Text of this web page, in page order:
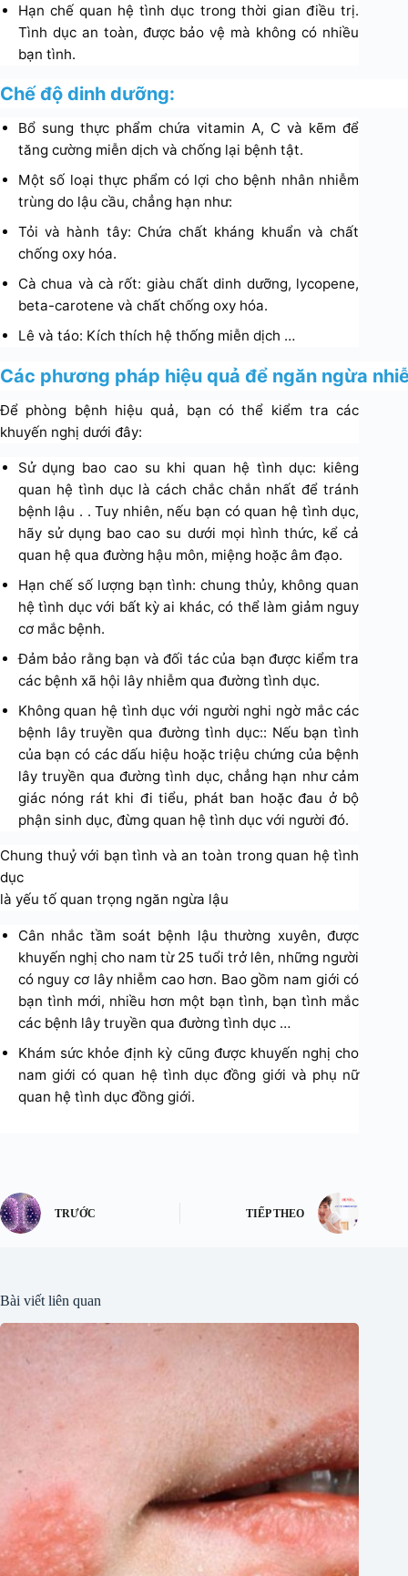
Hạn chế quan hệ tình dục trong thời gian điều trị.
Tình dục an toàn, được bảo vệ mà không có nhiều
bạn tình.
Chế độ dinh dưỡng:
Bổ sung thực phẩm chứa vitamin A, C và kẽm để
tăng cường miễn dịch và chống lại bệnh tật.
Một số loại thực phẩm có lợi cho bệnh nhân nhiễm
trùng do lậu cầu, chẳng hạn như:
Tỏi và hành tây: Chứa chất kháng khuẩn và chất
chống oxy hóa.
Cà chua và cà rốt: giàu chất dinh dưỡng, lycopene,
beta-carotene và chất chống oxy hóa.
Lê và táo: Kích thích hệ thống miễn dịch …
Các phương pháp hiệu quả để ngăn ngừa
Để phòng bệnh hiệu quả, bạn có thể kiểm tra các
khuyến nghị dưới đây:
Sử dụng bao cao su khi quan hệ tình dục: kiêng
quan hệ tình dục là cách chắc chắn nhất để tránh
bệnh lậu . . Tuy nhiên, nếu bạn có quan hệ tình dục,
hãy sử dụng bao cao su dưới mọi hình thức, kể cả
quan hệ qua đường hậu môn, miệng hoặc âm đạo.
Hạn chế số lượng bạn tình: chung thủy, không quan
hệ tình dục với bất kỳ ai khác, có thể làm giảm nguy
cơ mắc bệnh.
Đảm bảo rằng bạn và đối tác của bạn được kiểm tra
các bệnh xã hội lây nhiễm qua đường tình dục.
Không quan hệ tình dục với người nghi ngờ mắc các
bệnh lây truyền qua đường tình dục:: Nếu bạn tình
của bạn có các dấu hiệu hoặc triệu chứng của bệnh
lây truyền qua đường tình dục, chẳng hạn như cảm
giác nóng rát khi đi tiểu, phát ban hoặc đau ở bộ
phận sinh dục, đừng quan hệ tình dục với người đó.
Chung thuỷ với bạn tình và an toàn trong quan hệ tình
dục
là yếu tố quan trọng ngăn ngừa lậu
Cân nhắc tầm soát bệnh lậu thường xuyên, được
khuyến nghị cho nam từ 25 tuổi trở lên, những người
có nguy cơ lây nhiễm cao hơn. Bao gồm nam giới có
bạn tình mới, nhiều hơn một bạn tình, bạn tình mắc
các bệnh lây truyền qua đường tình dục …
Khám sức khỏe định kỳ cũng được khuyến nghị cho
nam giới có quan hệ tình dục đồng giới và phụ nữ
quan hệ tình dục đồng giới.
TRƯỚC TIẾP THEO
Bài viết liên quan